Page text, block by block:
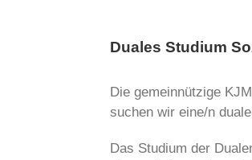
Duales Studium
Die gemeinnützige
suchen wir eine/n
Das Studium der